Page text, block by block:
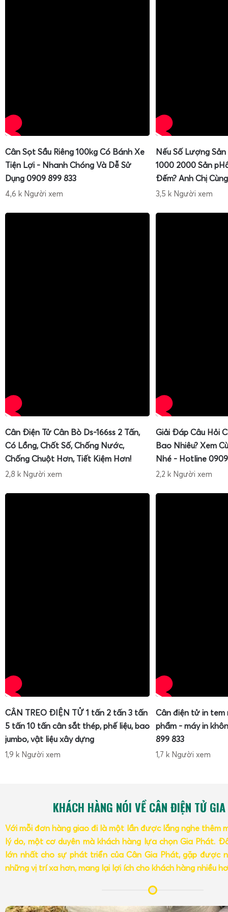
Cân Sọt Sầu Riêng 100kg Có Bánh Xe
Tiện Lợi - Nhanh Chóng Và Dễ Sử
Dụng 0909 899 833
4,6 k Người xem
Nếu Số Lượng
1000 2000 Sản
Đếm? Anh Chị
3,5 k Người xem
Cân Điện Tử Cân Bò Ds-166ss 2 Tấn,
Có Lồng, Chốt Số, Chống Nước,
Chống Chuột Hơn, Tiết Kiệm Hơn!
2,8 k Người xem
Giải Đáp Câu Hỏi
Bao Nhiêu? Xem
Nhé - Hotline
2,2 k Người xem
CÂN TREO ĐIỆN TỬ 1 tấn 2 tấn 3 tấn
5 tấn 10 tấn cân sắt thép, phế liệu, bao
jumbo, vật liệu xây dựng
1,9 k Người xem
Cân điện tử in tem
phẩm - máy in
899 833
1,7 k Người xem
KHÁCH HÀNG NÓI VỀ CÂN ĐIỆN TỬ
Với mỗi đơn hàng giao đi là một lần được lắng nghe thêm
lý do, một cơ duyên mà khách hàng lựa chọn Gia Phát.
lớn nhất cho sự phát triển của Cân Gia Phát, gặp được
những vị trí xa hơn, mang lại lợi ích cho khách hàng nhiều